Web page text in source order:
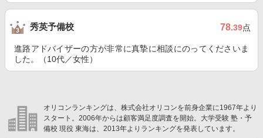
秀英予備校 78.39点
進路アドバイザーの方が非常に真摯に相談にのってくださいま
した。（10代／女性）
オリコンランキングは、株式会社オリコンを前身企業に1967年より
スタート。2006年からは顧客満足度調査を開始。大学受験 塾・予
備校 現役 東海は、2013年よりランキングを発表しています。